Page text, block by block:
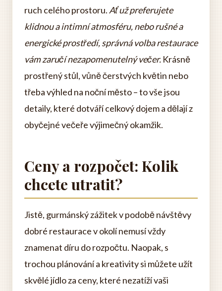
ruch celého prostoru. Ať už preferujete
klidnou a intimní atmosféru, nebo rušné a
energické prostředí, správná volba restaurace
vám zaručí nezapomenutelný večer. Krásně
prostřený stůl, vůně čerstvých květin nebo
třeba výhled na noční město – to vše jsou
detaily, které dotváří celkový dojem a dělají z
obyčejné večeře výjimečný okamžik.
Ceny a rozpočet: Kolik
chcete utratit?
Jistě, gurmánský zážitek v podobě návštěvy
dobré restaurace v okolí nemusí vždy
znamenat díru do rozpočtu. Naopak, s
trochou plánování a kreativity si můžete užít
skvělé jídlo za ceny, které nezatíží vaši